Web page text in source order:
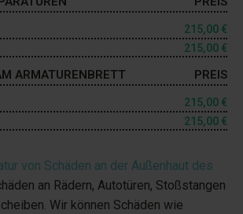
215,00 €
215,00 €
ARMATURENBRETT PREIS
215,00 €
215,00 €
von Schäden an der Außenhaut des
an Rädern, Autotüren, Stoßstangen
Wir können Schäden wie